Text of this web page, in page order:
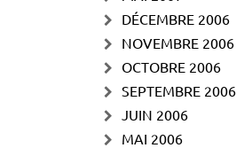
DÉCEMBRE 2006
NOVEMBRE 2006
OCTOBRE 2006
SEPTEMBRE 2006
JUIN 2006
MAI 2006